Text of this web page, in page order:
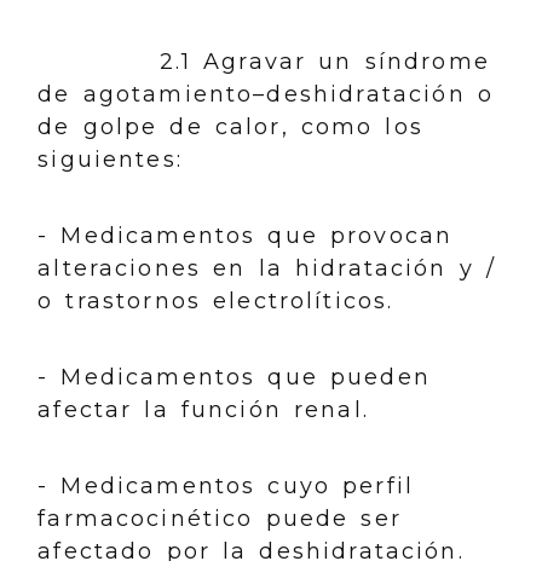
2.1 Agravar un síndrome
de agotamiento–deshidratación o
de golpe de calor, como los
siguientes:
- Medicamentos que provocan
alteraciones en la hidratación y /
o trastornos electrolíticos.
- Medicamentos que pueden
afectar la función renal.
- Medicamentos cuyo perfil
farmacocinético puede ser
afectado por la deshidratación.